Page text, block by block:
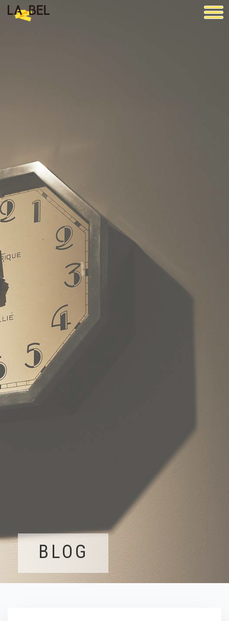
BLOG